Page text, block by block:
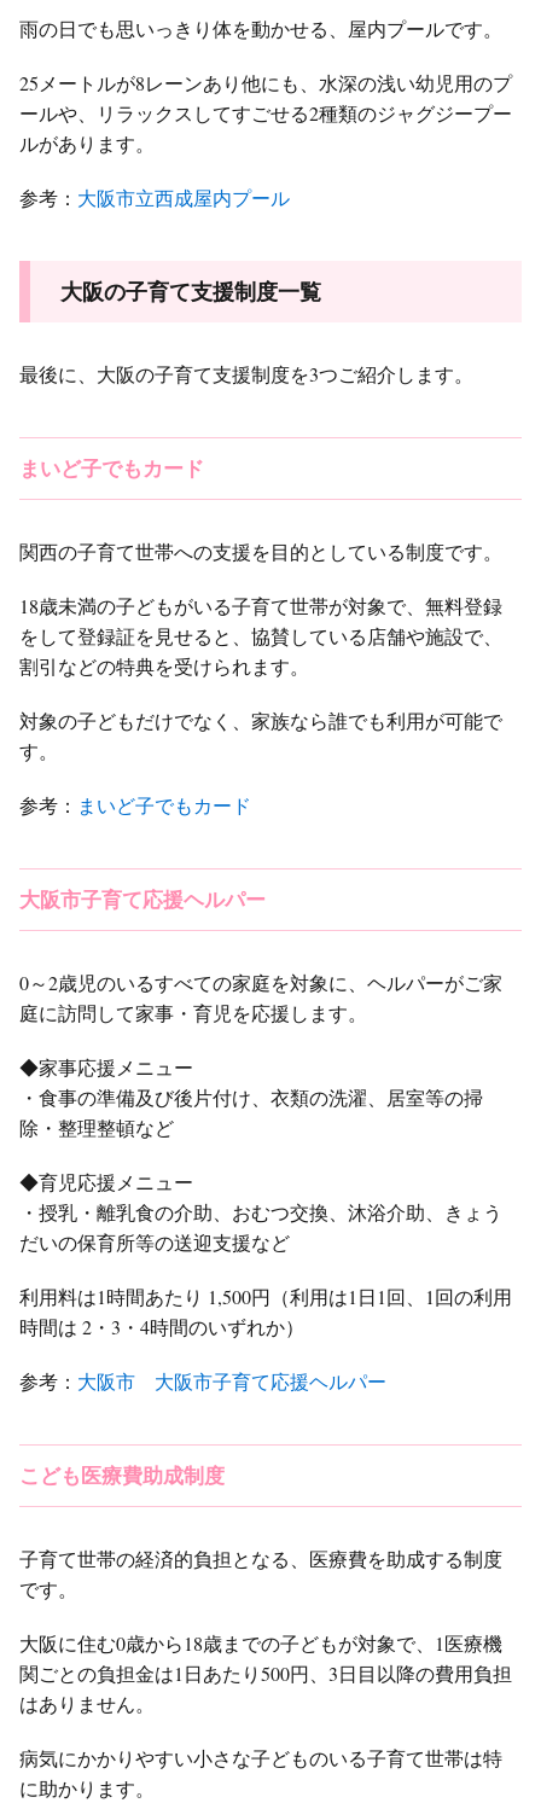
雨の日でも思いっきり体を動かせる、屋内プールです。
25メートルが8レーンあり他にも、水深の浅い幼児用のプ
ールや、リラックスしてすごせる2種類のジャグジープー
ルがあります。
参考： 大阪市立西成屋内プール
大阪の子育て支援制度一覧
最後に、大阪の子育て支援制度を3つご紹介します。
まいど子でもカード
関西の子育て世帯への支援を目的としている制度です。
18歳未満の子どもがいる子育て世帯が対象で、無料登録
をして登録証を見せると、協賛している店舗や施設で、
割引などの特典を受けられます。
対象の子どもだけでなく、家族なら誰でも利用が可能で
す。
参考： まいど子でもカード
大阪市子育て応援ヘルパー
0～2歳児のいるすべての家庭を対象に、ヘルパーがご家
庭に訪問して家事・育児を応援します。
◆家事応援メニュー
・食事の準備及び後片付け、衣類の洗濯、居室等の掃
除・整理整頓など
◆育児応援メニュー
・授乳・離乳食の介助、おむつ交換、沐浴介助、きょう
だいの保育所等の送迎支援など
利用料は1時間あたり 1,500円（利用は1日1回、1回の利用
時間は 2・3・4時間のいずれか）
参考： 大阪市 大阪市子育て応援ヘルパー
こども医療費助成制度
子育て世帯の経済的負担となる、医療費を助成する制度
です。
大阪に住む0歳から18歳までの子どもが対象で、1医療機
関ごとの負担金は1日あたり500円、3日目以降の費用負担
はありません。
病気にかかりやすい小さな子どものいる子育て世帯は特
に助かります。